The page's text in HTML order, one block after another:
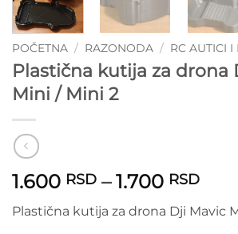
POČETNA / RAZONODA / RC AUTICI
Plastična kutija za drona
Mini / Mini 2
1.600 RSD – 1.700 RSD
od
Plastična kutija za drona Dji Mavic